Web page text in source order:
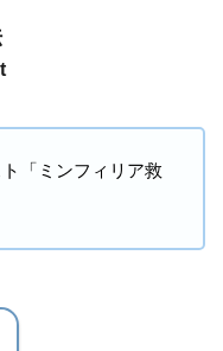
「ミンフィリア救